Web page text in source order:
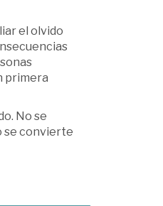
el olvido
primera
No se
se convierte